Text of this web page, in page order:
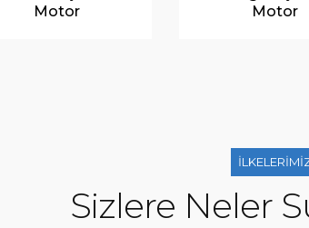
Motor
Sizlere Neler